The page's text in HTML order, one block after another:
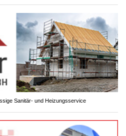
Sanitär- und Heizungsservice